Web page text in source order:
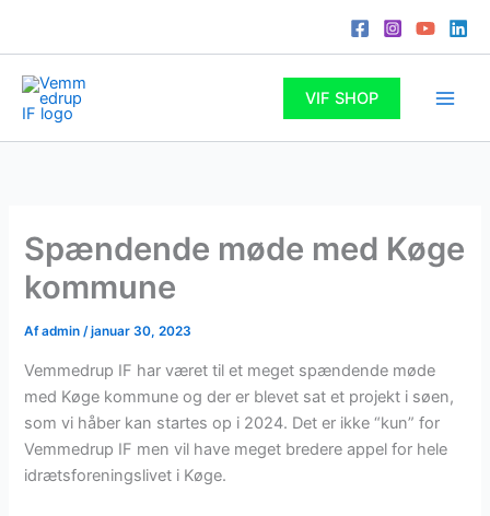
VIF SHOP
Spændende møde med Køge
kommune
Afadmin/januar 30, 2023
Vemmedrup IF har været til et meget spændende møde
med Køge kommune og der er blevet sat et projekt i søen,
som vi håber kan startes op i 2024. Det er ikke “kun” for
Vemmedrup IF men vil have meget bredere appel for hele
idrætsforeningslivet i Køge.